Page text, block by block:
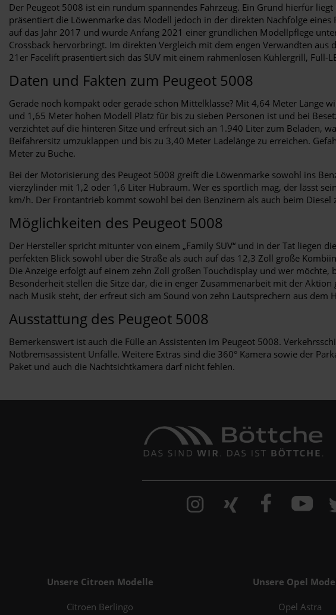
Der Peugeot 5008 ist ein rundum spannendes Fahrzeug. Ein Grund hierfür
präsentiert die Löwenmarke das Modell jedoch in der direkten Nachfolge
auf das Jahr 2017 und wurde Anfang 2021 einer gründlichen Modellpflege
Crossback hervorbringt. Im direkten Vergleich mit dem engen Verwandten
21er Facelift präsentiert sich das SUV mit einem rahmenlosen Kühlergrill, Full-
Daten und Fakten zum Peugeot 5008
Gerade noch kompakt oder gerade schon Mittelklasse? Mit 4,64 Meter Länge
und 1,65 Meter hohen Modell Platz für bis zu sieben Personen ist und bei
verzichtet auf die hinteren Sitze und erfreut sich an 1.940 Liter zum Beladen,
Beifahrersitz umzuklappen und bis zu 3,40 Meter Ladelänge zu erreichen.
Meter zu Buche.
Bei der Motorisierung des Peugeot 5008 greift die Löwenmarke sowohl ins
vierzylinder mit 1,2 oder 1,6 Liter Hubraum. Wer es sportlich mag, der lässt
km/h. Der Frontantrieb kommt sowohl bei den Benzinern als auch beim
Möglichkeiten des Peugeot 5008
Der Hersteller spricht mitunter von einem „Family SUV“ und in der Tat liegen
perfekten Blick sowohl über die Straße als auch auf das 12,3 Zoll große
Die Anzeige erfolgt auf einem zehn Zoll großen Touchdisplay und wer
Besonderheit stellen die Sitze dar, die in enger Zusammenarbeit mit der
nach Musik steht, der erfreut sich am Sound von zehn Lautsprechern aus dem
Ausstattung des Peugeot 5008
Bemerkenswert ist auch die Fülle an Assistenten im Peugeot 5008.
Notbremsassistent Unfälle. Weitere Extras sind die 360° Kamera sowie der
Paket und auch die Nachtsichtkamera darf nicht fehlen.
Unsere Citroen Modelle
Citroen Berlingo
Unsere Opel
Opel Astra